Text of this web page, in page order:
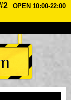
OPEN 10:00-22:00
Harga